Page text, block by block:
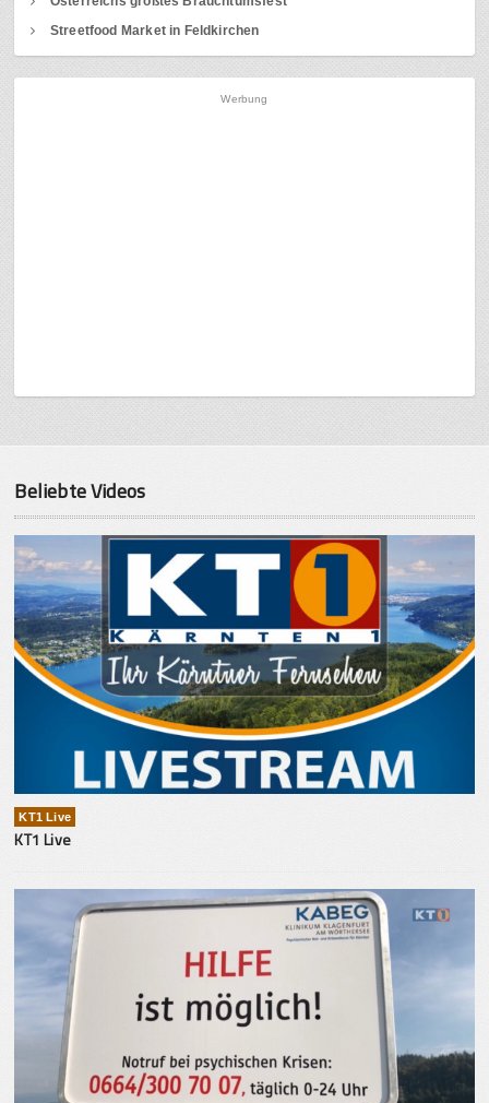
Streetfood Market in Feldkirchen
Werbung
Beliebte Videos
KT1 Live
KT1 Live